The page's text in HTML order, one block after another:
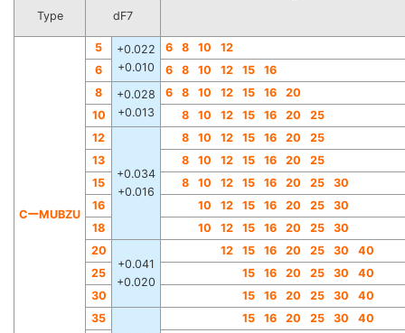
Type
dF7
CーMUBZU
5
+0.022
+0.010
6 8 10
12
6
6 8 10 12 15
16
8
+0.028
+0.013
6 8 10 12 15 16
20
10
8 10 12 15 16 20
25
12
+0.034
+0.016
8 10 12 15 16 20
25
13
8 10 12 15 16 20
25
15
8 10 12 15 16 20 25
30
16
10 12 15 16 20 25
30
18
10 12 15 16 20 25
30
20
+0.041
+0.020
12 15 16 20 25 30
40
25
15 16 20 25 30
40
30
15 16 20 25 30
40
35
15 16 20 25 30
40